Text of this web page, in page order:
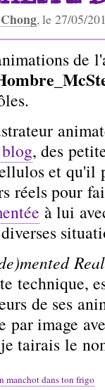
, le 27/05/
de
, des
et qu'il
réels pour
à lui
technique,
de ses
par image
tairais le
manchot dans ton frigo